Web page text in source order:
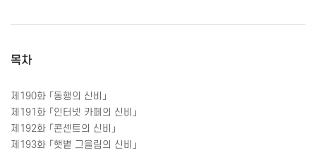
목차
제 190화 「동행의 신비」
제 191 화 「인터넷 카페의 신비」
제 192화 「콘센트의 신비」
제 193화 「햇볕 그을림의 신비」